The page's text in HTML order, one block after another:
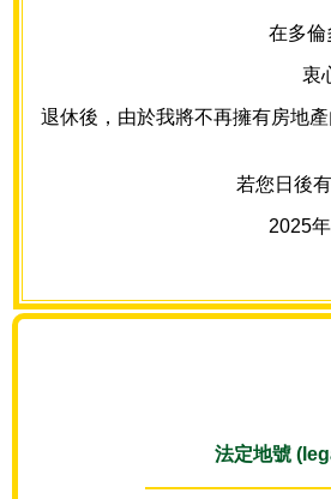
在多
衷
退休後，由於我將不再擁有房地
若您日後
2025
法定地號